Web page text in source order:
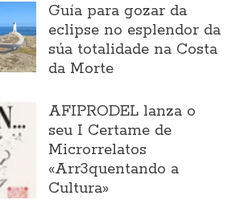
Guía para gozar da
eclipse no esplendor da
súa totalidade na Costa
da Morte
AFIPRODEL lanza o
seu I Certame de
Microrrelatos
«Arr3quentando a
Cultura»